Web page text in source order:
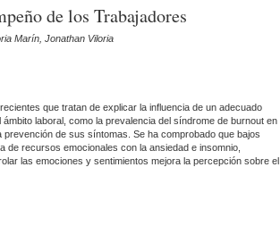
de los Trabajadores
Marín, Jonathan Viloria
que tratan de explicar la influencia de un adecuado
laboral, como la prevalencia del síndrome de burnout en
de sus síntomas. Se ha comprobado que bajos
de recursos emocionales con la ansiedad e insomnio,
las emociones y sentimientos mejora la percepción sobre el